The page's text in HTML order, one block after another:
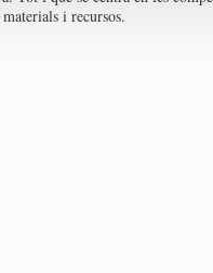
i recursos.